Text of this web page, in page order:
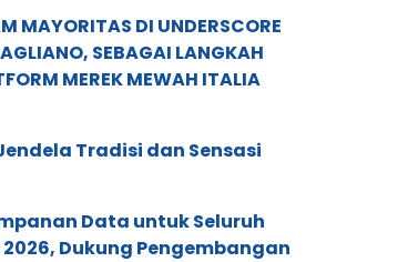
MAYORITAS DI UNDERSCORE
SEBAGAI LANGKAH
MEREK MEWAH ITALIA
Tradisi dan Sensasi
Data untuk Seluruh
Dukung Pengembangan